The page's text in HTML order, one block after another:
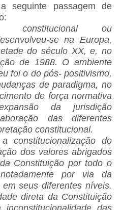
seguinte passagem de
ou
se na Europa,
do século XX, e, no
de 1988. O ambiente
foi o do pós- positivismo,
de paradigma, no
de força normativa
da jurisdição
das diferentes
constitucional.
constitucionalização do
dos valores abrigados
Constituição por todo o
por via da
seus diferentes níveis.
direta da Constituição
das